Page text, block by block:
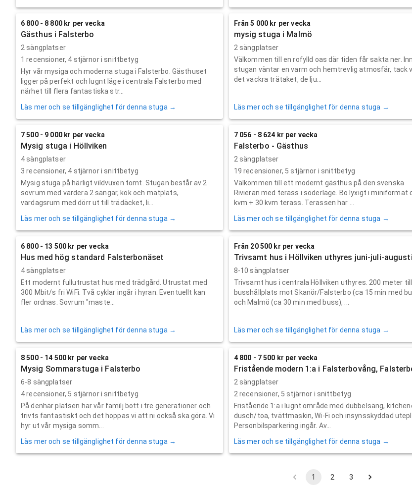
6 800 - 8 800 kr per vecka
Gästhus i Falsterbo
2 sängplatser
1 recensioner, 4 stjärnor i snittbetyg
Hyr vår mysiga och moderna stuga i Falsterbo. Gästhuset
ligger på perfekt och lugnt läge i centrala Falsterbo med
närhet till flera fantastiska str...
Läs mer och se tillgänglighet för denna stuga →
Från 5 000 kr per vecka
mysig stuga i Malmö
2 sängplatser
Välkommen till en rofylld oas där tiden får sakta ner.
stugan väntar en varm och hemtrevlig atmosfär, tack
det vackra trätaket, de lju...
Läs mer och se tillgänglighet för denna stuga →
7 500 - 9 000 kr per vecka
Mysig stuga i Höllviken
4 sängplatser
3 recensioner, 4 stjärnor i snittbetyg
Mysig stuga på härligt vildvuxen tomt. Stugan består av 2
sovrum med vardera 2 sängar, kök och matplats,
vardagsrum med dörr ut till trädäcket, li...
Läs mer och se tillgänglighet för denna stuga →
7 056 - 8 624 kr per vecka
Falsterbo - Gästhus
2 sängplatser
19 recensioner, 5 stjärnor i snittbetyg
Välkommen till ett modernt gästhus på den svenska
Rivieran med terass i söderläge. Bo lyxigt i miniformat
kvm + 30 kvm terass. Terassen har ...
Läs mer och se tillgänglighet för denna stuga →
6 800 - 13 500 kr per vecka
Hus med hög standard Falsterbonäset
4 sängplatser
Ett modernt fullutrustat hus med trädgård. Utrustat med
300 Mbit/s fri WiFi. Två cyklar ingår i hyran. Eventuellt kan
fler ordnas. Sovrum "maste...
Läs mer och se tillgänglighet för denna stuga →
Från 20 500 kr per vecka
Trivsamt hus i Höllviken uthyres juni-juli-augusti
8-10 sängplatser
Trivsamt hus i centrala Höllviken uthyres. 200 meter till
busshållplats mot Skanör/Falsterbo (ca 15 min med
och Malmö (ca 30 min med buss), ...
Läs mer och se tillgänglighet för denna stuga →
8 500 - 14 500 kr per vecka
Mysig Sommarstuga i Falsterbo
6-8 sängplatser
4recensioner, 5 stjärnor i snittbetyg
På denhär platsen har vår familj bott i tre generationer och
trivts fantastiskt och det hoppas vi att ni också ska göra. Vi
hyr ut vår mysiga somm...
Läs mer och se tillgänglighet för denna stuga →
4 800 - 7 500 kr per vecka
Fristående modern 1:a i Falsterbovång,
2 sängplatser
2 recensioner, 5 stjärnor i snittbetyg
Fristående 1:a i lugnt område med dubbelsäng,
dusch/toa, tvättmaskin, Wi-Fi och insynsskyddad
Personbilsparkering ingår. Av...
Läs mer och se tillgänglighet för denna stuga →
1 2 3